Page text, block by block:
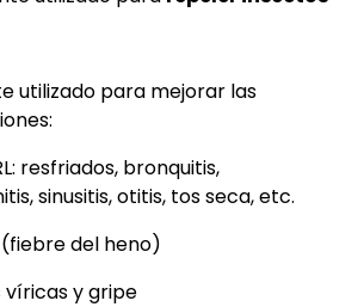
utilizado para mejorar las
resfriados, bronquitis,
sinusitis, otitis, tos seca, etc.
del heno)
y gripe